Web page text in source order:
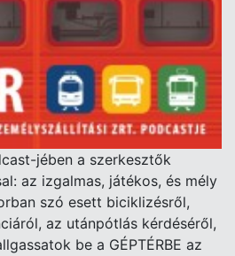
jében a szerkesztők
az izgalmas, játékos, és mély
szó esett biciklizésről,
az utánpótlás kérdéséről,
be a GÉPTÉRBE az